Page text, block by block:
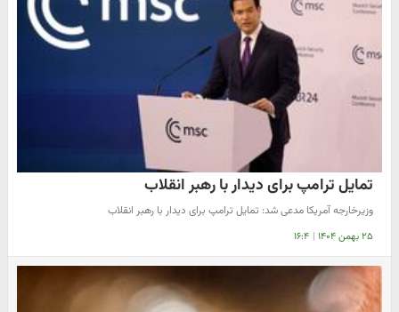
تمایل ترامپ برای دیدار با رهبر انقلاب
وزیرخارجه آمریکا مدعی شد: تمایل ترامپ برای دیدار با رهبر انقلاب
۲۵ بهمن ۱۴۰۴ | ۱۶:۴